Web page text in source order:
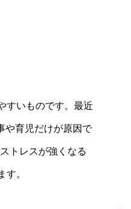
すいものです。最近
や育児だけが原因で
トレスが強くなる
。